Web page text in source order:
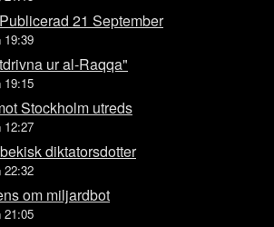
21 September
19:39
ur al-Raqqa"
19:15
Stockholm utreds
12:27
diktatorsdotter
22:32
om miljardbot
21:05